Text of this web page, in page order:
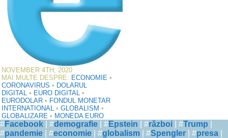
NOVEMBER 4TH, 2020
MAI MULTE DESPRE: ECONOMIE •
CORONAVIRUS • DOLARUL
DIGITAL • EURO DIGITAL •
EURODOLAR • FONDUL MONETAR
INTERNATIONAL • GLOBALISM •
GLOBALIZARE • MONEDA EURO
#Facebook | #demografie | #Epstein | #război | #Trump
#pandemie | #economie | #globalism | #Spengler | #presa